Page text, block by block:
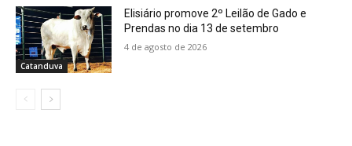
Catanduva
Elisiário promove 2º Leilão de Gado e
Prendas no dia 13 de setembro
4 de agosto de 2026